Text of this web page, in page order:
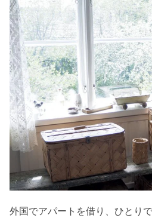
外国でアパートを借り、ひとり